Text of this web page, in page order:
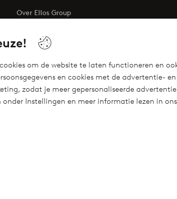
om de website te laten functioneren en
en cookies met de advertentie-
zodat je meer gepersonaliseerde
onder Instellingen en meer informatie lezen in ons
Over Ellos Group
Duurzaamheid
Toegankelijkheidsverklaring